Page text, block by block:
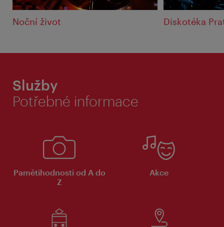
Noční život Diskotéka
Služby
Potřebné informace
Pamětihodnosti od A do
Z
Akce